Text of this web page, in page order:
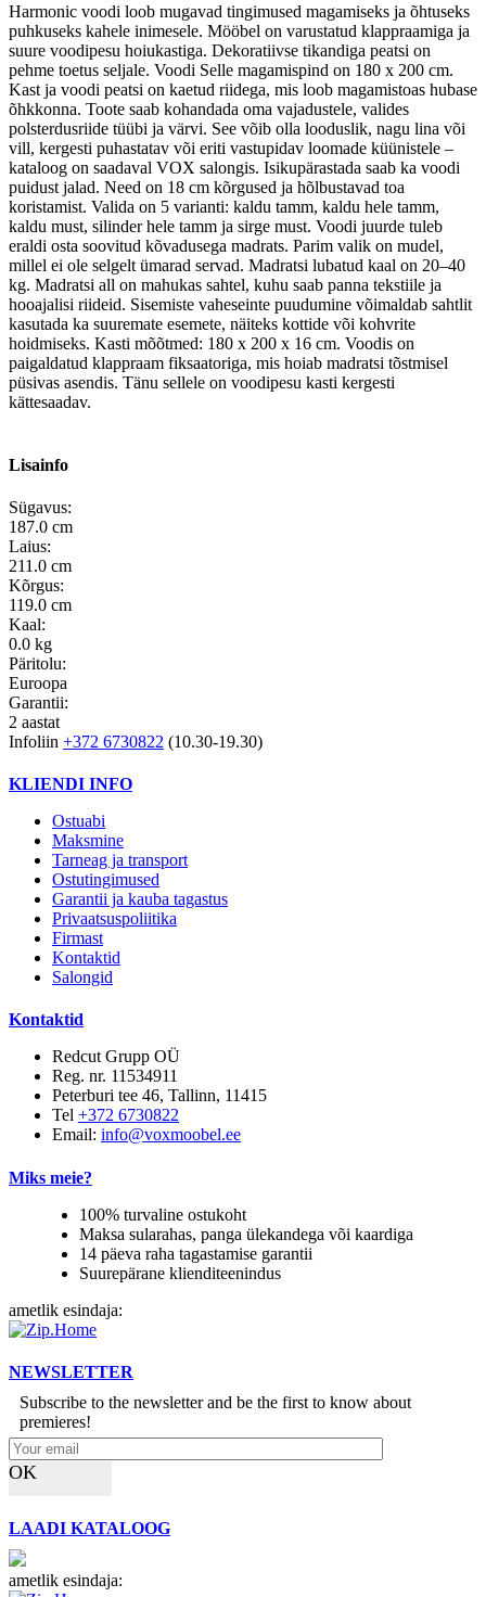
Harmonic voodi loob mugavad tingimused magamiseks ja õhtuseks
puhkuseks kahele inimesele. Mööbel on varustatud klappraamiga ja
suure voodipesu hoiukastiga. Dekoratiivse tikandiga peatsi on
pehme toetus seljale. Voodi Selle magamispind on 180 x 200 cm.
Kast ja voodi peatsi on kaetud riidega, mis loob magamistoas hubase
õhkkonna. Toote saab kohandada oma vajadustele, valides
polsterdusriide tüübi ja värvi. See võib olla looduslik, nagu lina või
vill, kergesti puhastatav või eriti vastupidav loomade küünistele –
kataloog on saadaval VOX salongis. Isikupärastada saab ka voodi
puidust jalad. Need on 18 cm kõrgused ja hõlbustavad toa
koristamist. Valida on 5 varianti: kaldu tamm, kaldu hele tamm,
kaldu must, silinder hele tamm ja sirge must. Voodi juurde tuleb
eraldi osta soovitud kõvadusega madrats. Parim valik on mudel,
millel ei ole selgelt ümarad servad. Madratsi lubatud kaal on 20–40
kg. Madratsi all on mahukas sahtel, kuhu saab panna tekstiile ja
hooajalisi riideid. Sisemiste vaheseinte puudumine võimaldab sahtlit
kasutada ka suuremate esemete, näiteks kottide või kohvrite
hoidmiseks. Kasti mõõtmed: 180 x 200 x 16 cm. Voodis on
paigaldatud klappraam fiksaatoriga, mis hoiab madratsi tõstmisel
püsivas asendis. Tänu sellele on voodipesu kasti kergesti
kättesaadav.
Lisainfo
Sügavus:
187.0 cm
Laius:
211.0 cm
Kõrgus:
119.0 cm
Kaal:
0.0 kg
Päritolu:
Euroopa
Garantii:
2 aastat
Infoliin +372 6730822 (10.30-19.30)
KLIENDI INFO
Ostuabi
Maksmine
Tarneag ja transport
Ostutingimused
Garantii ja kauba tagastus
Privaatsuspoliitika
Firmast
Kontaktid
Salongid
Kontaktid
Redcut Grupp OÜ
Reg. nr. 11534911
Peterburi tee 46, Tallinn, 11415
Tel +372 6730822
Email: info@voxmoobel.ee
Miks meie?
100% turvaline ostukoht
Maksa sularahas, panga ülekandega või kaardiga
14 päeva raha tagastamise garantii
Suurepärane klienditeenindus
ametlik esindaja:
NEWSLETTER
Subscribe to the newsletter and be the first to know about
premieres!
OK
LAADI KATALOOG
ametlik esindaja: